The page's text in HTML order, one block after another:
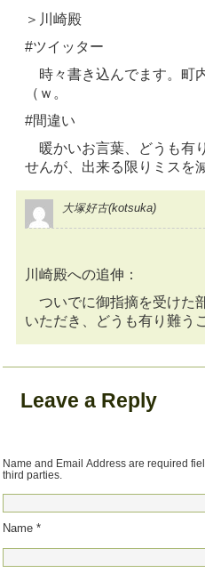
＞川崎殿
#ツイッター
時々書き込んでます。町
（ｗ。
#間違い
暖かいお言葉、どうも有
せんが、出来る限りミスを
大塚好古(kotsuka)
川崎殿への追伸：
ついでに御指摘を受けた
いただき、どうも有り難う
Leave a Reply
Name and Email Address are required
third parties.
Name *